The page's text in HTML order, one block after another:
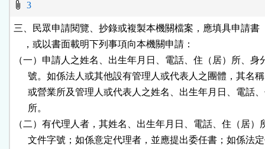
3
三、民眾申請閱覽、抄錄或複製本機關檔案，應填具申請書
    ，或以書面載明下列事項向本機關申請：
（一）申請人之姓名、出生年月日、電話、住（居）所、身
號。如係法人或其他設有管理人或代表人之團體，其名
或營業所及管理人或代表人之姓名、出生年月日、電話
      所。
（二）有代理人者，其姓名、出生年月日、電話、住（居）
文件字號；如係意定代理者，並應提出委任書；如係法